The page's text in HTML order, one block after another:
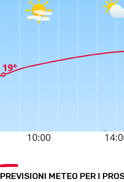
PREVISIONI METEO PER I